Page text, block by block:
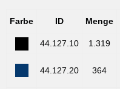
Farbe ID Menge
44.127.10 1.319
44.127.20 364